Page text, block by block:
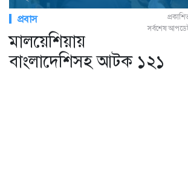
প্রবাস
সর্বশেষ
মালয়েশিয়ায়
বাংলাদেশিসহ আটক ১২১